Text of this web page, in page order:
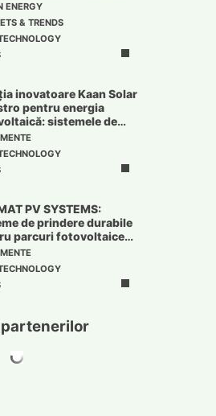
ENERGY
& TRENDS
inovatoare Kaan Solar
pentru energia
sistemele de
solară
PV SYSTEMS:
de prindere durabile
parcuri fotovoltaice
dimensiuni